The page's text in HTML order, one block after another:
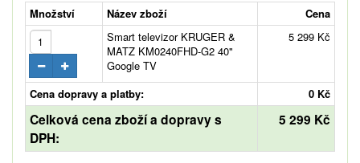
Množství Název zboží
Cena
Smart televizor KRUGER &
MATZ KM0240FHD-G2 40"
Google TV
5 299 Kč
Cena dopravy a platby: 0 Kč
Celková cena zboží a dopravy s
DPH:
5 299 Kč